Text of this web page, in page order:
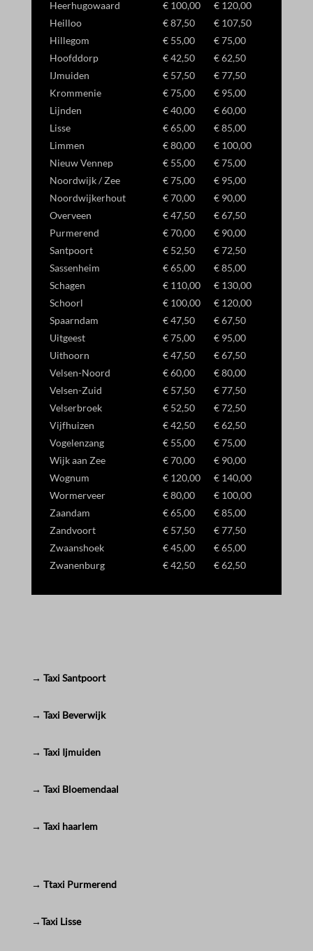
Heerhugowaard € 100,00
€ 120,00
Heilloo
€ 87,50
€ 107,50
Hillegom
€ 55,00
€ 75,00
Hoofddorp
€ 42,50
€ 62,50
IJmuiden
€ 57,50
€ 77,50
Krommenie
€ 75,00
€ 95,00
Lijnden
€ 40,00
€ 60,00
Lisse
€ 65,00
€ 85,00
Limmen
€ 80,00
€ 100,00
Nieuw Vennep
€ 55,00
€ 75,00
Noordwijk / Zee
€ 75,00
€ 95,00
Noordwijkerhout
€ 70,00
€ 90,00
Overveen
€ 47,50
€ 67,50
Purmerend
€ 70,00
€ 90,00
Santpoort
€ 52,50
€ 72,50
Sassenheim
€ 65,00
€ 85,00
Schagen
€ 110,00
€ 130,00
Schoorl
€ 100,00
€ 120,00
Spaarndam
€ 47,50
€ 67,50
Uitgeest
€ 75,00
€ 95,00
Uithoorn
€ 47,50
€ 67,50
Velsen-Noord
€ 60,00
€ 80,00
Velsen-Zuid
€ 57,50
€ 77,50
Velserbroek
€ 52,50
€ 72,50
Vijfhuizen
€ 42,50
€ 62,50
Vogelenzang
€ 55,00
€ 75,00
Wijk aan Zee
€ 70,00
€ 90,00
Wognum
€ 120,00
€ 140,00
Wormerveer
€ 80,00
€ 100,00
Zaandam
€ 65,00
€ 85,00
Zandvoort
€ 57,50
€ 77,50
Zwaanshoek
€ 45,00
€ 65,00
Zwanenburg
€ 42,50 € 62,50
→ Taxi Santpoort
→ Taxi Beverwijk
→ Taxi Ijmuiden
→ Taxi Bloemendaal
→ Taxi haarlem
→ Ttaxi Purmerend
→Taxi Lisse